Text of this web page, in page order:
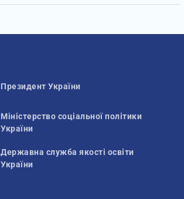
Президент України
Міністерство соціальної політики
України
Державна служба якості освіти
України